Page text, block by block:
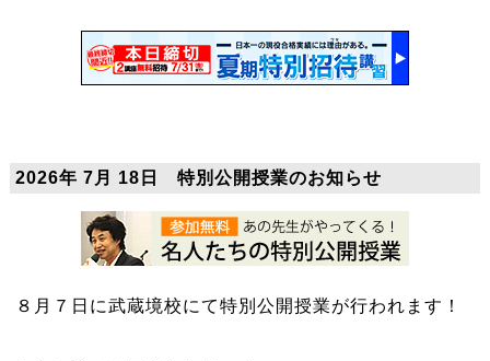
2026年 7月 18日 特別公開授業のお知らせ
８月７日に武蔵境校にて特別公開授業が行われます！